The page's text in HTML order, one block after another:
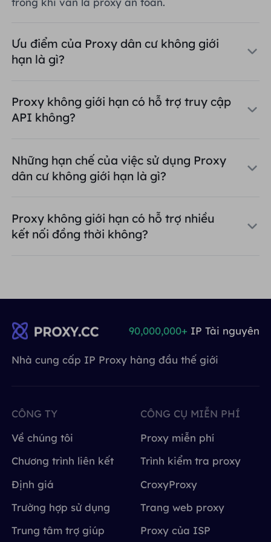
Ưu điểm của Proxy dân cư không giới
hạn là gì?
Proxy không giới hạn có hỗ trợ truy cập
API không?
Những hạn chế của việc sử dụng Proxy
dân cư không giới hạn là gì?
Proxy không giới hạn có hỗ trợ nhiều
kết nối đồng thời không?
Nhà cung cấp IP Proxy hàng đầu thế giới
90,000,000+ IP Tài nguyên
CÔNG TY
Về chúng tôi
Chương trình liên kết
Định giá
Trường hợp sử dụng
Trung tâm trợ giúp
CÔNG CỤ MIỄN PHÍ
Proxy miễn phí
Trình kiểm tra proxy
CroxyProxy
Trang web proxy
Proxy của ISP